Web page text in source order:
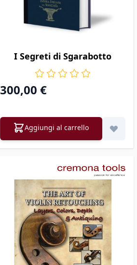
I Segreti di Sgarabotto
300,00 €
Aggiungi al carrello